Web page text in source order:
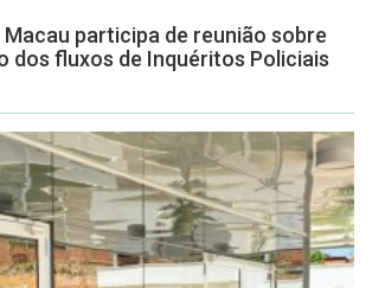
Macau participa de reunião sobre
dos fluxos de Inquéritos Policiais